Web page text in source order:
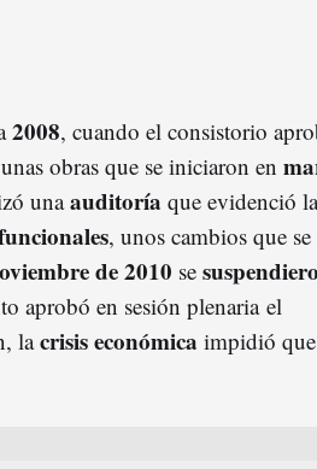
2008, cuando el consistorio
obras que se iniciaron en
unaauditoría que evidenció la
, unos cambios que se
de 2010 se
aprobó en sesión plenaria el
lacrisis económica impidió